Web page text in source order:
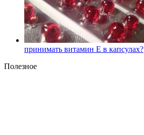
принимать витамин Е в капсулах?
Полезное